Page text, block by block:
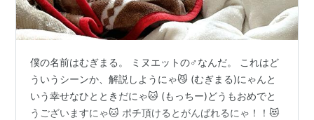
僕の名前はむぎまる。 ミヌエットの♂なんだ。 これはど
ういうシーンか、解説しようにゃ😼 (むぎまる)にゃんと
いう幸せなひとときだにゃ🐱 (もっちー)どうもおめでと
うございますにゃ🐱 ポチ頂けるとがんばれるにゃ！！😻